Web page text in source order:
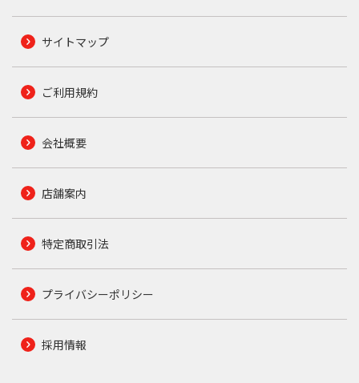
サイトマップ
ご利用規約
会社概要
店舗案内
特定商取引法
プライバシーポリシー
採用情報